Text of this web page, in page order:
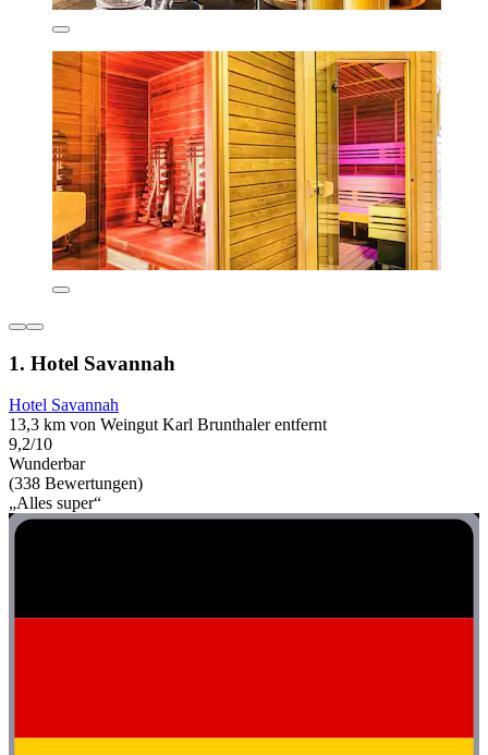
1. Hotel Savannah
Hotel Savannah
13,3 km von Weingut Karl Brunthaler entfernt
9,2/10
Wunderbar
(338 Bewertungen)
„Alles super“